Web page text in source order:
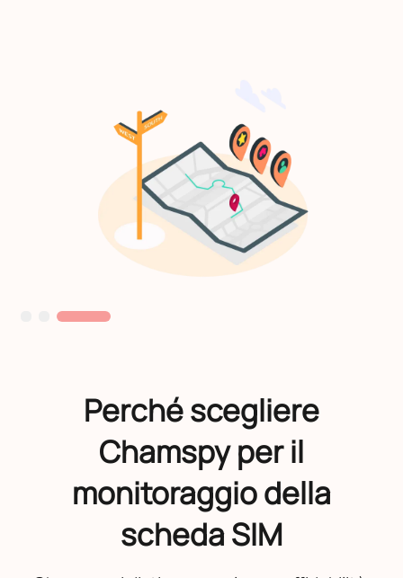
Perché scegliere
Chamspy per il
monitoraggio della
scheda SIM